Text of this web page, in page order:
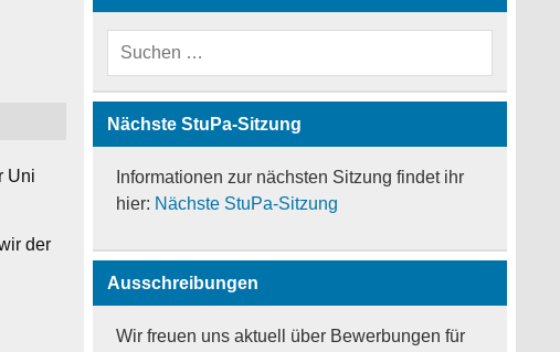
Uni
der
Nächste StuPa-Sitzung
Informationen zur nächsten Sitzung findet ihr
hier: Nächste StuPa-Sitzung
Ausschreibungen
Wir freuen uns aktuell über Bewerbungen für